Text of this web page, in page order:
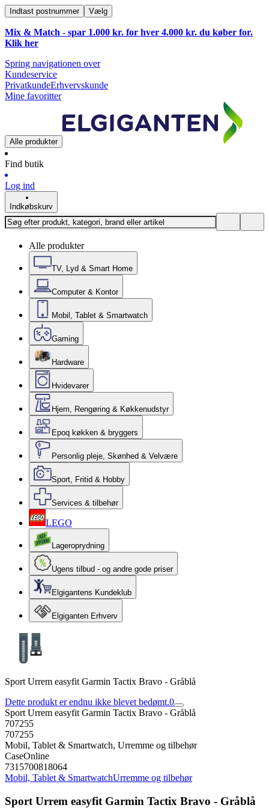
Indtast postnummer Vælg
Mix & Match - spar 1.000 kr. for hver 4.000 kr. du køber for.
Klik her
Spring navigationen over
Kundeservice
PrivatkundeErhvervskunde
Mine favoritter
Alle produkter
Find butik
Log ind
Indkøbskurv
Alle produkter
TV, Lyd & Smart Home
Computer & Kontor
Mobil, Tablet & Smartwatch
Gaming
Hardware
Hvidevarer
Hjem, Rengøring & Køkkenudstyr
Epoq køkken & bryggers
Personlig pleje, Skønhed & Velvære
Sport, Fritid & Hobby
Services & tilbehør
LEGO
Lageroprydning
Ugens tilbud - og andre gode priser
Elgigantens Kundeklub
Elgiganten Erhverv
Sport Urrem easyfit Garmin Tactix Bravo - Gråblå
Dette produkt er endnu ikke blevet bedømt.0
Sport Urrem easyfit Garmin Tactix Bravo - Gråblå
707255
707255
Mobil, Tablet & Smartwatch, Urremme og tilbehør
CaseOnline
7315700818064
Mobil, Tablet & SmartwatchUrremme og tilbehør
Sport Urrem easyfit Garmin Tactix Bravo - Gråblå